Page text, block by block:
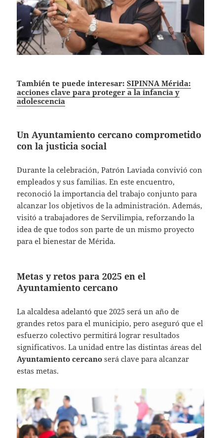
También te puede interesar:SIPINNA Mérida:
acciones clave para proteger a la infancia y
adolescencia
Un Ayuntamiento cercano comprometido
con la justicia social
Durante la celebración, Patrón Laviada convivió con
empleados y sus familias. En este encuentro,
reconoció la importancia del trabajo conjunto para
alcanzar los objetivos de la administración. Además,
visitó a trabajadores de Servilimpia, reforzando la
idea de que todos son parte de un mismo proyecto
para el bienestar de Mérida.
Metas y retos para 2025 en el
Ayuntamiento cercano
La alcaldesa adelantó que 2025 será un año de
grandes retos para el municipio, pero aseguró que el
esfuerzo colectivo permitirá lograr resultados
significativos. La unidad entre las distintas áreas del
Ayuntamiento cercano será clave para alcanzar
estas metas.